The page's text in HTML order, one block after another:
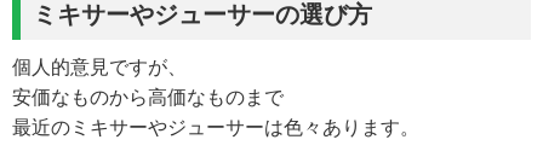
ミキサーやジューサーの選び方
個人的意見ですが、
安価なものから高価なものまで
最近のミキサーやジューサーは色々あります。